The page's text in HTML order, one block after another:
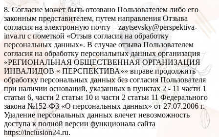
8. Согласие может быть отозвано Пользователем либо его
законным представителем, путем направления Отзыва
согласия на электронную почту – zaytsevsky@perspektiva-
inva.ru с пометкой «Отзыв согласия на обработку
персональных данных». В случае отзыва Пользователем
согласия на обработку персональных данных организация
«РЕГИОНАЛЬНАЯ ОБЩЕСТВЕННАЯ ОРГАНИЗАЦИЯ
ИНВАЛИДОВ « ПЕРСПЕКТИВА»» вправе продолжить
обработку персональных данных без согласия Пользователя
при наличии оснований, указанных в пунктах 2 - 11 части 1
статьи 6, части 2 статьи 10 и части 2 статьи 11 Федерального
закона №152-ФЗ «О персональных данных» от 27.07.2006 г.
Удаление персональных данных влечет невозможность
доступа к полной версии функционала сайта
https://inclusion24.ru.